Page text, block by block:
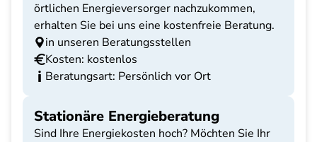
örtlichen Energieversorger nachzukommen,
erhalten Sie bei uns eine kostenfreie Beratung.
in unseren Beratungsstellen
Kosten: kostenlos
Beratungsart: Persönlich vor Ort
Stationäre Energieberatung
Sind Ihre Energiekosten hoch? Möchten Sie Ihr